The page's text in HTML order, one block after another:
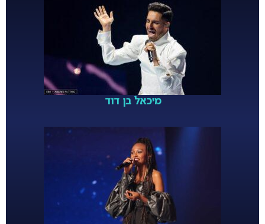
מיכאל בן דוד